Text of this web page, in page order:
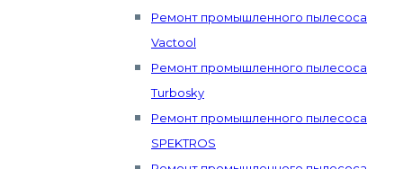
Ремонт промышленного пылесоса
Vactool
Ремонт промышленного пылесоса
Turbosky
Ремонт промышленного пылесоса
SPEKTROS